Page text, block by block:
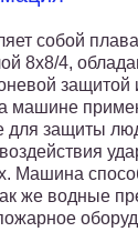
собой
8х8/4,
защитой
машине
для защиты
Машина
же водные